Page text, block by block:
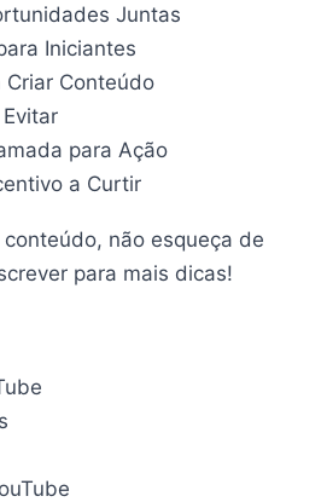
Juntas
Iniciantes
Criar Conteúdo
para Ação
a Curtir
não esqueça de
para mais dicas!